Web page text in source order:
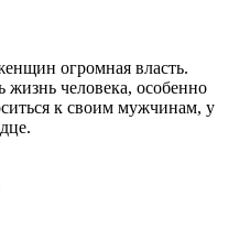
огромная власть.
человека, особенно
к своим мужчинам, у